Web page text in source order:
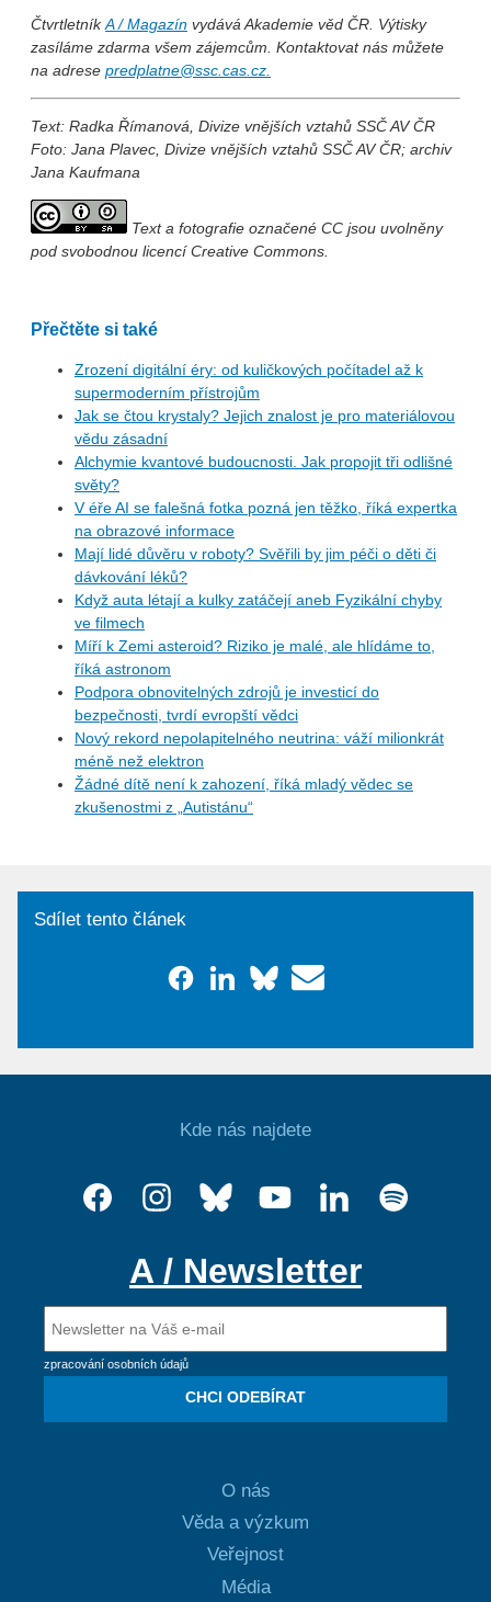
ČtvrtletníkA / Magazín vydává Akademie věd ČR. Výtisky
zasíláme zdarma všem zájemcům. Kontaktovat nás můžete
na adrese predplatne@ssc.cas.cz.
Text: Radka Římanová, Divize vnějších vztahů SSČ AV ČR
Foto: Jana Plavec, Divize vnějších vztahů SSČ AV ČR; archiv
Jana Kaufmana
Text a fotografie označené CC jsou uvolněny
pod svobodnou licencí Creative Commons.
Přečtěte si také
Zrození digitální éry: od kuličkových počítadel až k
supermoderním přístrojům
Jak se čtou krystaly? Jejich znalost je pro materiálovou
vědu zásadní
Alchymie kvantové budoucnosti. Jak propojit tři odlišné
světy?
V éře AI se falešná fotka pozná jen těžko, říká expertka
na obrazové informace
Mají lidé důvěru v roboty? Svěřili by jim péči o děti či
dávkování léků?
Když auta létají a kulky zatáčejí aneb Fyzikální chyby
ve filmech
Míří k Zemi asteroid? Riziko je malé, ale hlídáme to,
říká astronom
Podpora obnovitelných zdrojů je investicí do
bezpečnosti, tvrdí evropští vědci
Nový rekord nepolapitelného neutrina: váží milionkrát
méně než elektron
Žádné dítě není k zahození, říká mladý vědec se
zkušenostmi z „Autistánu“
Sdílet tento článek
Kde nás najdete
A / Newsletter
zpracování osobních údajů
CHCI ODEBÍRAT
O nás
Věda a výzkum
Veřejnost
Média